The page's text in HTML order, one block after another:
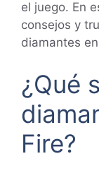
el juego. En
consejos y
diamantes
¿Qué
Fire?